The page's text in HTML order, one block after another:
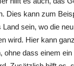
Dies kann zum
sein, wo die
wird. Hier kann
ohne dass einem